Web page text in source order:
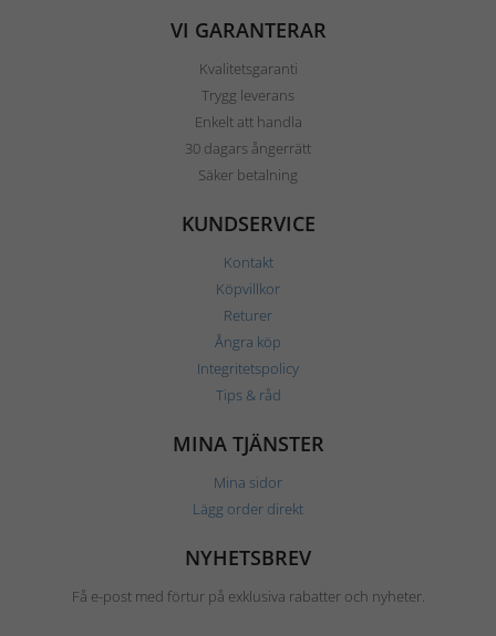
VI GARANTERAR
Kvalitetsgaranti
Trygg leverans
Enkelt att handla
30 dagars ångerrätt
Säker betalning
KUNDSERVICE
Kontakt
Köpvillkor
Returer
Ångra köp
Integritetspolicy
Tips & råd
MINA TJÄNSTER
Mina sidor
Lägg order direkt
NYHETSBREV
Få e-post med förtur på exklusiva rabatter och nyheter.